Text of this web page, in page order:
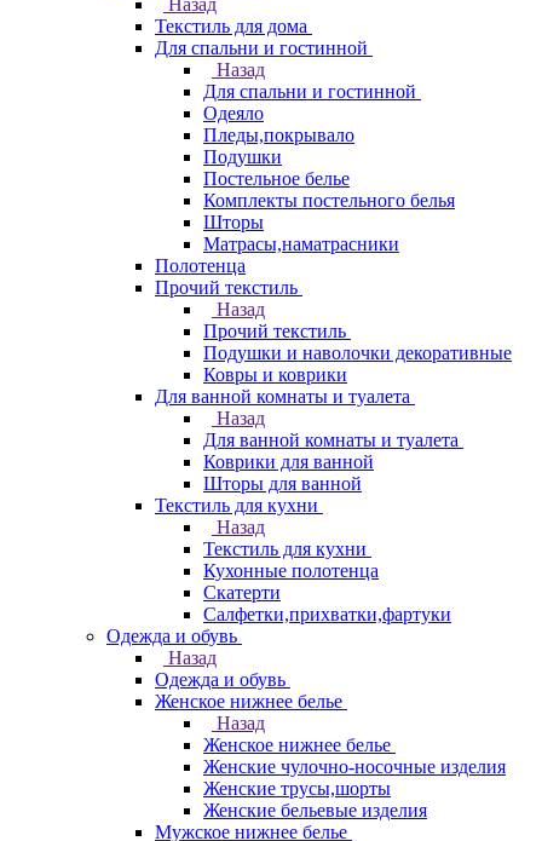
Назад
Текстиль для дома
Для спальни и гостинной
Назад
Для спальни и гостинной
Одеяло
Пледы,покрывало
Подушки
Постельное белье
Комплекты постельного белья
Шторы
Матрасы,наматрасники
Полотенца
Прочий текстиль
Назад
Прочий текстиль
Подушки и наволочки декоративные
Ковры и коврики
Для ванной комнаты и туалета
Назад
Для ванной комнаты и туалета
Коврики для ванной
Шторы для ванной
Текстиль для кухни
Назад
Текстиль для кухни
Кухонные полотенца
Скатерти
Салфетки,прихватки,фартуки
Одежда и обувь
Назад
Одежда и обувь
Женское нижнее белье
Назад
Женское нижнее белье
Женские чулочно-носочные изделия
Женские трусы,шорты
Женские бельевые изделия
Мужское нижнее белье